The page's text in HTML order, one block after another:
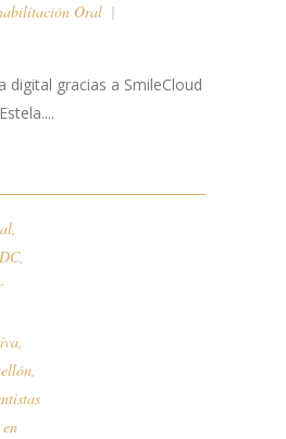
Oral
digital gracias a SmileCloud
,
,
,
,